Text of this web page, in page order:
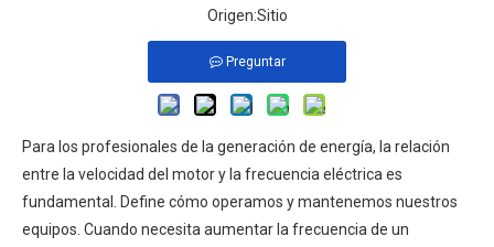
Origen:Sitio
Preguntar
Para los profesionales de la generación de energía, la relación
entre la velocidad del motor y la frecuencia eléctrica es
fundamental. Define cómo operamos y mantenemos nuestros
equipos. Cuando necesita aumentar la frecuencia de un